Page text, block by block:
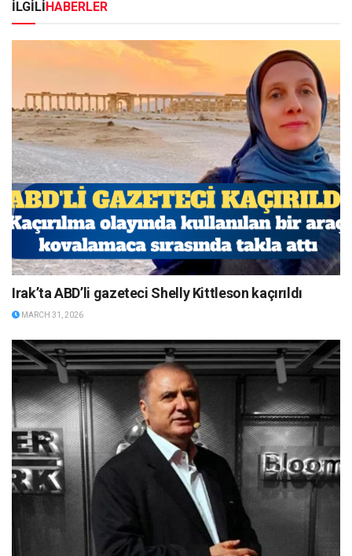
İLGİLİHABERLER
Irak’ta ABD’li gazeteci Shelly Kittleson kaçırıldı
MARCH 31, 2026